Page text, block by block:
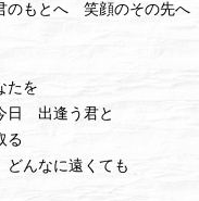
もとへ 笑顔のその先へ
たを
日 出逢う君と
る
んなに遠くても